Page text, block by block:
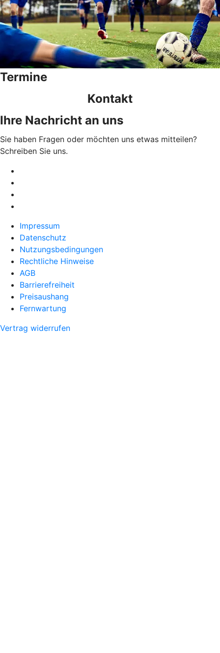
Termine
Kontakt
Ihre Nachricht an uns
Sie haben Fragen oder möchten uns etwas mitteilen?
Schreiben Sie uns.
Impressum
Datenschutz
Nutzungsbedingungen
Rechtliche Hinweise
AGB
Barrierefreiheit
Preisaushang
Fernwartung
Vertrag widerrufen